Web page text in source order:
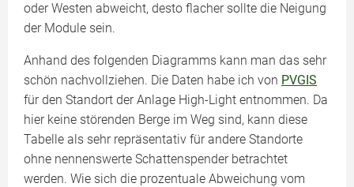
oder Westen abweicht, desto flacher sollte die Neigung
der Module sein.
Anhand des folgenden Diagramms kann man das sehr
schön nachvollziehen. Die Daten habe ich von PVGIS
für den Standort der Anlage High-Light entnommen. Da
hier keine störenden Berge im Weg sind, kann diese
Tabelle als sehr repräsentativ für andere Standorte
ohne nennenswerte Schattenspender betrachtet
werden. Wie sich die prozentuale Abweichung vom